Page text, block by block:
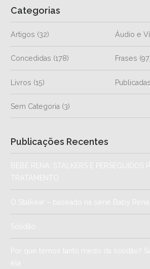
Categorias
Artigos (32) Áudio e
Concedidas (178) Frases
Livros (15) Publicadas
Sem Categoria (3)
Publicações Recentes
BEBÊ RENA: STALKERS E PERSEGUIDOS
TRATAMENTO
O Stalkear – baseado na série Baby Rena
Solidão
Por que temos tanto medo da solidão?
ela